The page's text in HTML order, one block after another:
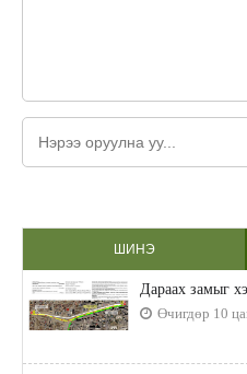
ШИНЭ
Дараах замыг
Өчигдөр 10